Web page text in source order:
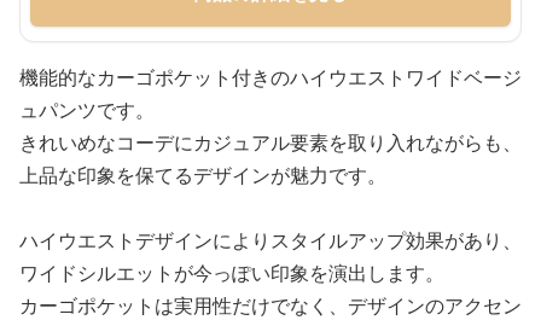
機能的なカーゴポケット付きのハイウエストワイドベージ
ュパンツです。
きれいめなコーデにカジュアル要素を取り入れながらも、
上品な印象を保てるデザインが魅力です。
ハイウエストデザインによりスタイルアップ効果があり、
ワイドシルエットが今っぽい印象を演出します。
カーゴポケットは実用性だけでなく、デザインのアクセン